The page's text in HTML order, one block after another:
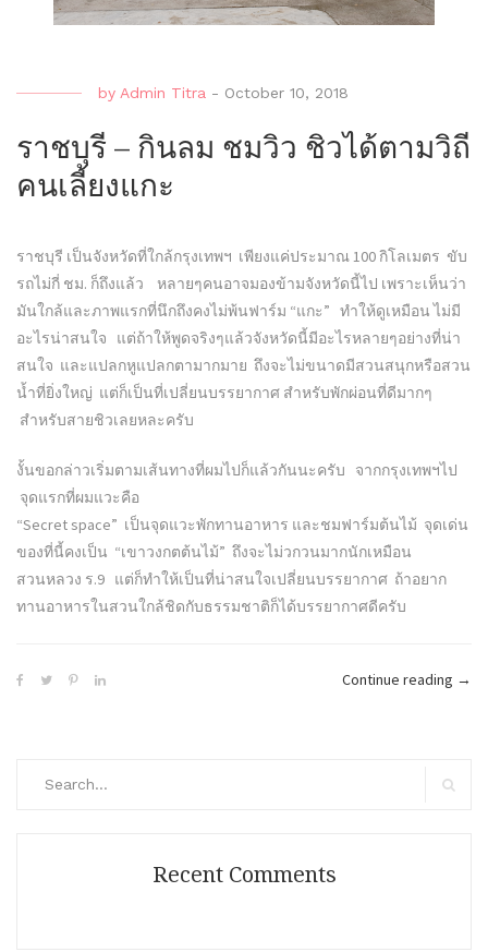
by Admin Titra - October 10, 2018
ราชบุรี – กินลม ชมวิว ชิวได้ตามวิถี
คนเลี้ยงแกะ
ราชบุรี เป็นจังหวัดที่ใกล้กรุงเทพฯ เพียงแค่ประมาณ 100 กิโลเมตร ขับ
รถไม่กี่ ชม. ก็ถึงแล้ว หลายๆคนอาจมองข้ามจังหวัดนี้ไป เพราะเห็นว่า
มันใกล้และภาพแรกที่นึกถึงคงไม่พ้นฟาร์ม “แกะ” ทำให้ดูเหมือน ไม่มี
อะไรน่าสนใจ แต่ถ้าให้พูดจริงๆแล้วจังหวัดนี้มีอะไรหลายๆอย่างที่น่า
สนใจ และแปลกหูแปลกตามากมาย ถึงจะไม่ขนาดมีสวนสนุกหรือสวน
น้ำที่ยิ่งใหญ่ แต่ก็เป็นที่เปลี่ยนบรรยากาศ สำหรับพักผ่อนที่ดีมากๆ
สำหรับสายชิวเลยหละครับ
งั้นขอกล่าวเริ่มตามเส้นทางที่ผมไปก็แล้วกันนะครับ จากกรุงเทพฯไป
จุดแรกที่ผมแวะคือ
“Secret space” เป็นจุดแวะพักทานอาหาร และชมฟาร์มต้นไม้ จุดเด่น
ของที่นี้คงเป็น “เขาวงกตต้นไม้” ถึงจะไม่วกวนมากนักเหมือน
สวนหลวง ร.9 แต่ก็ทำให้เป็นที่น่าสนใจเปลี่ยนบรรยากาศ ถ้าอยาก
ทานอาหารในสวนใกล้ชิดกับธรรมชาติก็ได้บรรยากาศดีครับ
Continue reading “รา
→
Recent Comments